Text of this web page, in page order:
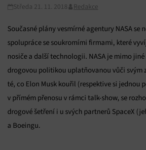
Středa 21. 11. 2018 Redakce
Současné plány vesmírné agentury NASA se
spolupráce se soukromími firmami, které
nosiče a další technologii. NASA je mimo
drogovou politikou uplatňovanou vůči svým
té, co Elon Musk kouřil (respektive si jednou
v přímém přenosu v rámci talk-show, se
drogové šetření i u svých partnerů SpaceX
a Boeingu.